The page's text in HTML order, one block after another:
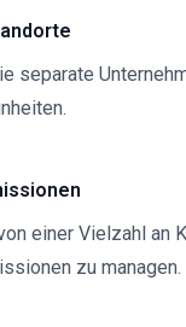
separate
einer Vielzahl an
zu managen.